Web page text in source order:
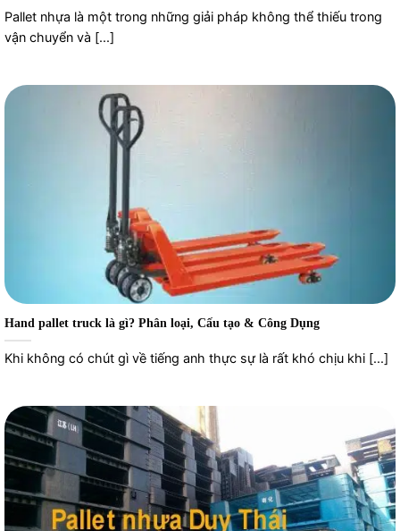
Pallet nhựa là một trong những giải pháp không thể thiếu trong
vận chuyển và [...]
Hand pallet truck là gì? Phân loại, Cấu tạo & Công Dụng
Khi không có chút gì về tiếng anh thực sự là rất khó chịu khi [...]